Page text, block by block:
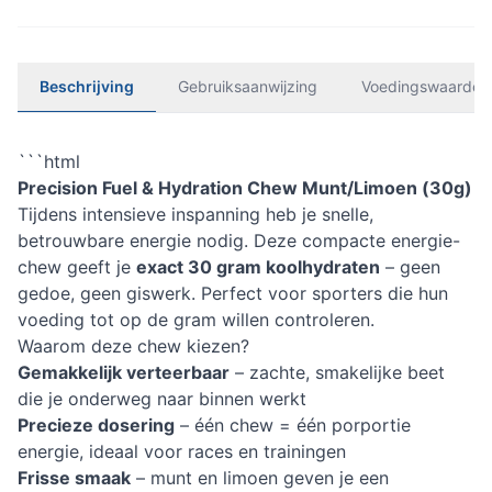
Beschrijving Gebruiksaanwijzing Voedingswaarden
```html
Precision Fuel & Hydration Chew Munt/Limoen (30g)
Tijdens intensieve inspanning heb je snelle,
betrouwbare energie nodig. Deze compacte energie-
chew geeft je exact 30 gram koolhydraten – geen
gedoe, geen giswerk. Perfect voor sporters die hun
voeding tot op de gram willen controleren.
Waarom deze chew kiezen?
Gemakkelijk verteerbaar – zachte, smakelijke beet
die je onderweg naar binnen werkt
Precieze dosering – één chew = één porportie
energie, ideaal voor races en trainingen
Frisse smaak – munt en limoen geven je een